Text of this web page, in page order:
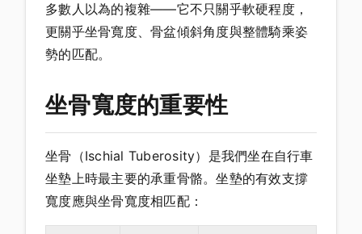
多數人以為的複雜——它不只關乎軟硬程度，
更關乎坐骨寬度、骨盆傾斜角度與整體騎乘姿
勢的匹配。
坐骨寬度的重要性
坐骨（Ischial Tuberosity）是我們坐在自行車
坐墊上時最主要的承重骨骼。坐墊的有效支撐
寬度應與坐骨寬度相匹配：